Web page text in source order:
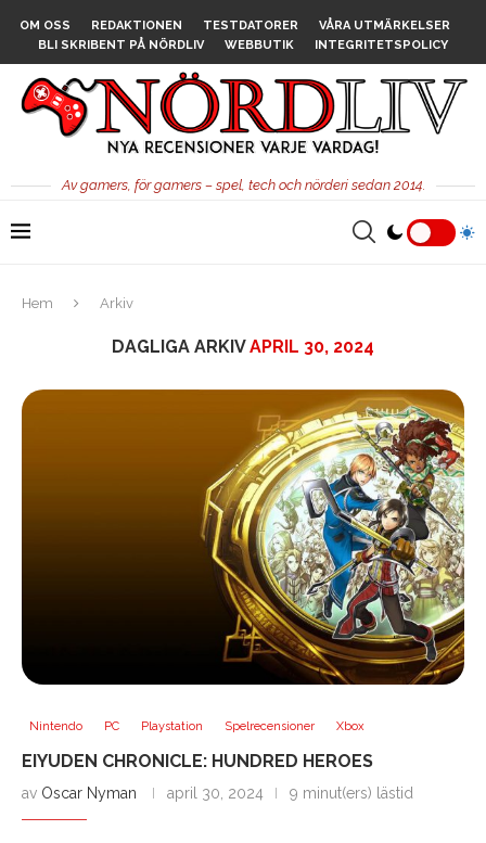
OM OSS REDAKTIONEN TESTDATORER
VÅRA UTMÄRKELSER
BLI SKRIBENT PÅ NÖRDLIV
WEBBUTIK INTEGRITETSPOLICY
Av gamers, för gamers – spel, tech och nörderi sedan 2014.
Hem Arkiv
DAGLIGA ARKIVAPRIL 30, 2024
Nintendo PC Playstation Spelrecensioner Xbox
EIYUDEN CHRONICLE: HUNDRED HEROES
av Oscar Nyman april 30, 2024 9 minut(ers) lästid